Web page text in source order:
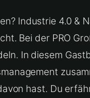
Industrie 4.0 &
Bei der PRO
In diesem
hast. Du